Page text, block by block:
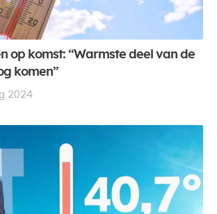
op komst: “Warmste deel van de
komen”
2024